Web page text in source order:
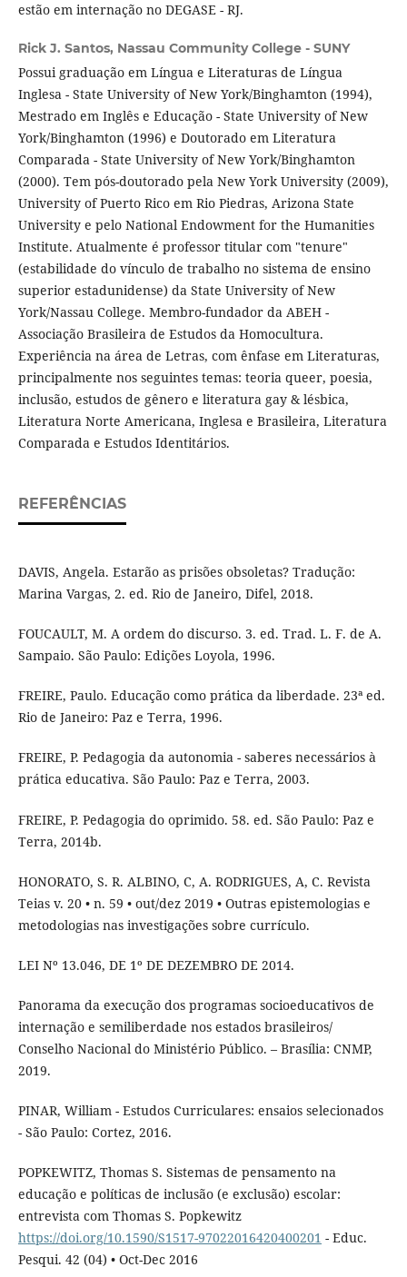
estão em internação no DEGASE - RJ.
Rick J. Santos, Nassau Community College - SUNY
Possui graduação em Língua e Literaturas de Língua
Inglesa - State University of New York/Binghamton (1994),
Mestrado em Inglês e Educação - State University of New
York/Binghamton (1996) e Doutorado em Literatura
Comparada - State University of New York/Binghamton
(2000). Tem pós-doutorado pela New York University (2009),
University of Puerto Rico em Rio Piedras, Arizona State
University e pelo National Endowment for the Humanities
Institute. Atualmente é professor titular com "tenure"
(estabilidade do vínculo de trabalho no sistema de ensino
superior estadunidense) da State University of New
York/Nassau College. Membro-fundador da ABEH -
Associação Brasileira de Estudos da Homocultura.
Experiência na área de Letras, com ênfase em Literaturas,
principalmente nos seguintes temas: teoria queer, poesia,
inclusão, estudos de gênero e literatura gay & lésbica,
Literatura Norte Americana, Inglesa e Brasileira, Literatura
Comparada e Estudos Identitários.
REFERÊNCIAS
DAVIS, Angela. Estarão as prisões obsoletas? Tradução:
Marina Vargas, 2. ed. Rio de Janeiro, Difel, 2018.
FOUCAULT, M. A ordem do discurso. 3. ed. Trad. L. F. de A.
Sampaio. São Paulo: Edições Loyola, 1996.
FREIRE, Paulo. Educação como prática da liberdade. 23ª ed.
Rio de Janeiro: Paz e Terra, 1996.
FREIRE, P. Pedagogia da autonomia - saberes necessários à
prática educativa. São Paulo: Paz e Terra, 2003.
FREIRE, P. Pedagogia do oprimido. 58. ed. São Paulo: Paz e
Terra, 2014b.
HONORATO, S. R. ALBINO, C, A. RODRIGUES, A, C. Revista
Teias v. 20 • n. 59 • out/dez 2019 • Outras epistemologias e
metodologias nas investigações sobre currículo.
LEI Nº 13.046, DE 1º DE DEZEMBRO DE 2014.
Panorama da execução dos programas socioeducativos de
internação e semiliberdade nos estados brasileiros/
Conselho Nacional do Ministério Público. – Brasília: CNMP,
2019.
PINAR, William - Estudos Curriculares: ensaios selecionados
- São Paulo: Cortez, 2016.
POPKEWITZ, Thomas S. Sistemas de pensamento na
educação e políticas de inclusão (e exclusão) escolar:
entrevista com Thomas S. Popkewitz
https://doi.org/10.1590/S1517-97022016420400201 - Educ.
Pesqui. 42 (04) • Oct-Dec 2016